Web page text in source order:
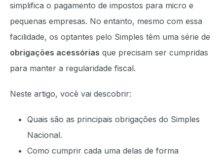
simplifica o pagamento de impostos para micro e
pequenas empresas. No entanto, mesmo com essa
facilidade, os optantes pelo Simples têm uma série de
obrigações acessórias que precisam ser cumpridas
para manter a regularidade fiscal.
Neste artigo, você vai descobrir:
Quais são as principais obrigações do Simples
Nacional.
Como cumprir cada uma delas de forma